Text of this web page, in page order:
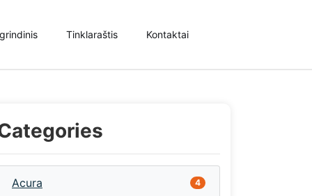
Tinklaraštis Kontaktai
Acura 4